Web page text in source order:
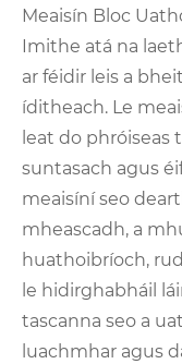
Meaisín Bloc
Imithe atá na
ar féidir leis a
íditheach. Le
leat do
suntasach agus
meaisíní seo
mheascadh, a
huathoibríoch,
le hidirghabháil
tascanna seo a
luachmhar agus